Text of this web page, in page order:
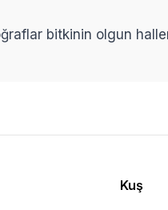
bitkinin olgun
Kuş